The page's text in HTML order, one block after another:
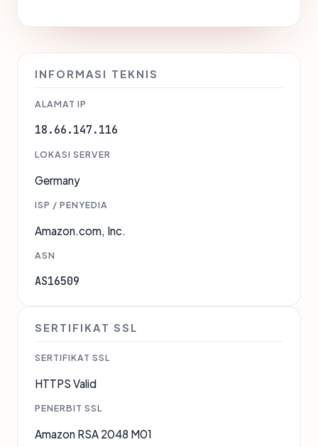
INFORMASI TEKNIS
ALAMAT IP
18.66.147.116
LOKASI SERVER
Germany
ISP / PENYEDIA
Amazon.com, Inc.
ASN
AS16509
SERTIFIKAT SSL
SERTIFIKAT SSL
HTTPS Valid
PENERBIT SSL
Amazon RSA 2048 M01